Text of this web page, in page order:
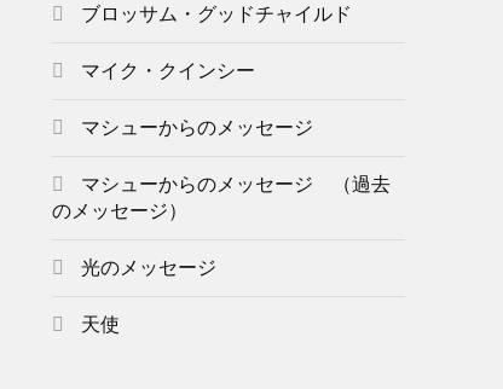
ブロッサム・グッドチャイルド
マイク・クインシー
マシューからのメッセージ
マシューからのメッセージ （過去
のメッセージ）
光のメッセージ
天使